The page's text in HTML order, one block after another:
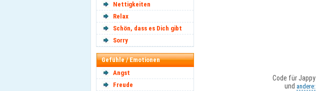
Nettigkeiten
Relax
Schön, dass es Dich gibt
Sorry
Gefühle / Emotionen
Angst
Freude
Code für Jappy
und andere: